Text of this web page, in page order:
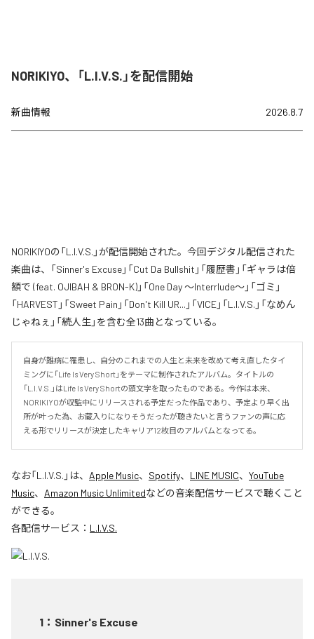
NORIKIYO、「L.I.V.S.」を配信開始
新曲情報 2026.8.7
NORIKIYOの「L.I.V.S.」が配信開始された。今回デジタル配信された
楽曲は、「Sinner's Excuse」「Cut Da Bullshit」「履歴書」「ギャラは倍
額で (feat. OJIBAH & BRON-K)」「One Day ～Interrlude～」「ゴミ」
「HARVEST」「Sweet Pain」「Don't Kill UR...」「VICE」「L.I.V.S.」「なめん
じゃねぇ」「続人生」を含む全13曲となっている。
自身が難病に罹患し、自分のこれまでの人生と未来を改めて考え直したタイ
ミングに「Life Is Very Short」をテーマに制作されたアルバム。タイトルの
「L.I.V.S.」はLife Is Very Shortの頭文字を取ったものである。今作は本来、
NORIKIYOが収監中にリリースされる予定だった作品であり、予定より早く出
所が叶った為、お蔵入りになりそうだったが聴きたいと言うファンの声に応
える形でリリースが決定したキャリア12枚目のアルバムとなってる。
なお「L.I.V.S. 」は、 Apple Music、 Spotify、 LINE MUSIC、 YouTube
Music、 Amazon Music Unlimitedなどの音楽配信サービスで聴くこと
ができる。
各配信サービス： L.I.V.S.
1 ： Sinner's Excuse